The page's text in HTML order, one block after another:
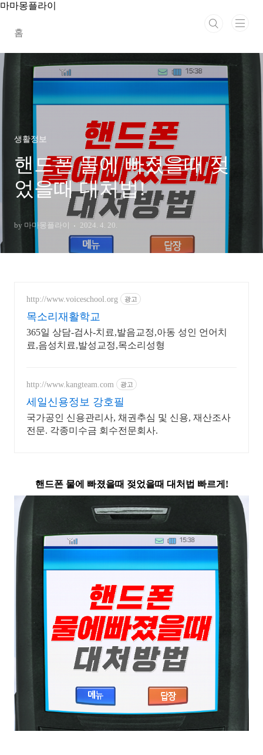
본문 바로가기
마마몽플라이
홈
생활정보
핸드폰 물에 빠졌을때 젖
었을때 대처법!
by 마마몽플라이 2024. 4. 20.
http://www.voiceschool.org 광고
목소리재활학교
365일 상담-검사-치료,발음교정,아동 성인 언어치
료,음성치료,발성교정,목소리성형
http://www.kangteam.com 광고
세일신용정보 강호필
국가공인 신용관리사, 채권추심 및 신용, 재산조사
전문. 각종미수금 회수전문회사.
핸드폰 물에 빠졌을때 젖었을때 대처법 빠르게!